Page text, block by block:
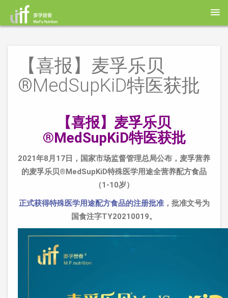
【喜报】麦孚乐贝
®MedSupKiD特医获批
【喜报】麦孚乐贝
®MedSupKiD特医获批
2021年8月17日，国家市场监督管理总局公布， 麦孚营养
的麦孚乐贝®MedSupKiD特殊医学用途全营养配方食品
（1-10岁）
正式获得特殊医学用途配方食品的注册批准，批准文号为
国食注字TY20210019。